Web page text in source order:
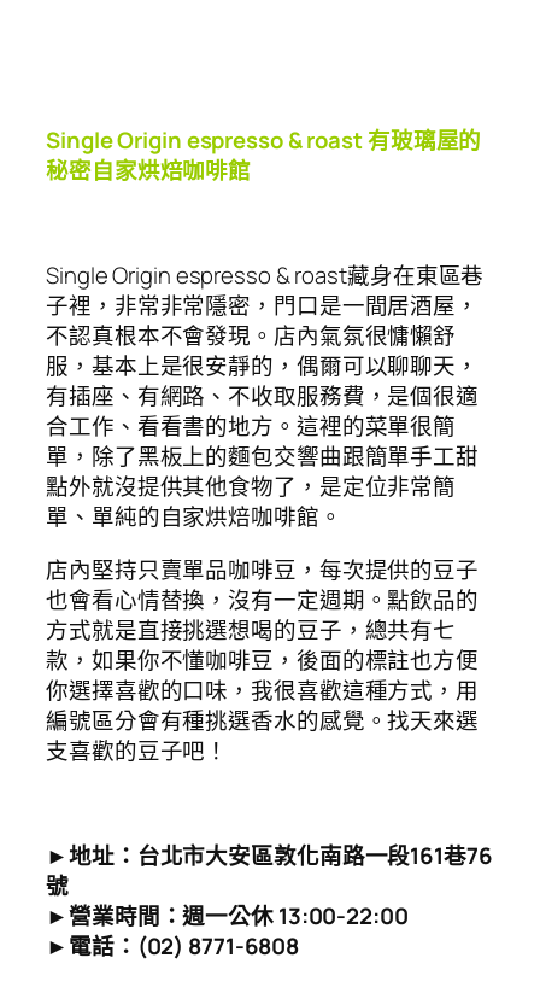
Single Origin espresso & roast 有玻璃屋的
秘密自家烘焙咖啡館
Single Origin espresso & roast藏身在東區巷
子裡，非常非常隱密，門口是一間居酒屋，
不認真根本不會發現。店內氣氛很慵懶舒
服，基本上是很安靜的，偶爾可以聊聊天，
有插座、有網路、不收取服務費，是個很適
合工作、看看書的地方。這裡的菜單很簡
單，除了黑板上的麵包交響曲跟簡單手工甜
點外就沒提供其他食物了，是定位非常簡
單、單純的自家烘焙咖啡館。
店內堅持只賣單品咖啡豆，每次提供的豆子
也會看心情替換，沒有一定週期。點飲品的
方式就是直接挑選想喝的豆子，總共有七
款，如果你不懂咖啡豆，後面的標註也方便
你選擇喜歡的口味，我很喜歡這種方式，用
編號區分會有種挑選香水的感覺。找天來選
支喜歡的豆子吧！
►地址：台北市大安區敦化南路一段161巷76
號
►營業時間：週一公休 13:00-22:00
►電話：(02) 8771-6808